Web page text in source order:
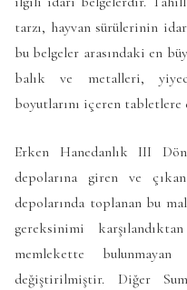
tarzı, hayvan sürülerinin
bu belgeler arasındaki en
balık ve metalleri,
boyutlarını içeren tabletlere
Erken Hanedanlık III
depolarına giren ve
depolarında toplanan bu
gereksinimi
memlekette
değiştirilmiştir. Diğer